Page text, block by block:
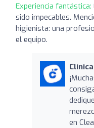
Experiencia fantástica:
sido impecables.
higienista: una
el equipo.
en